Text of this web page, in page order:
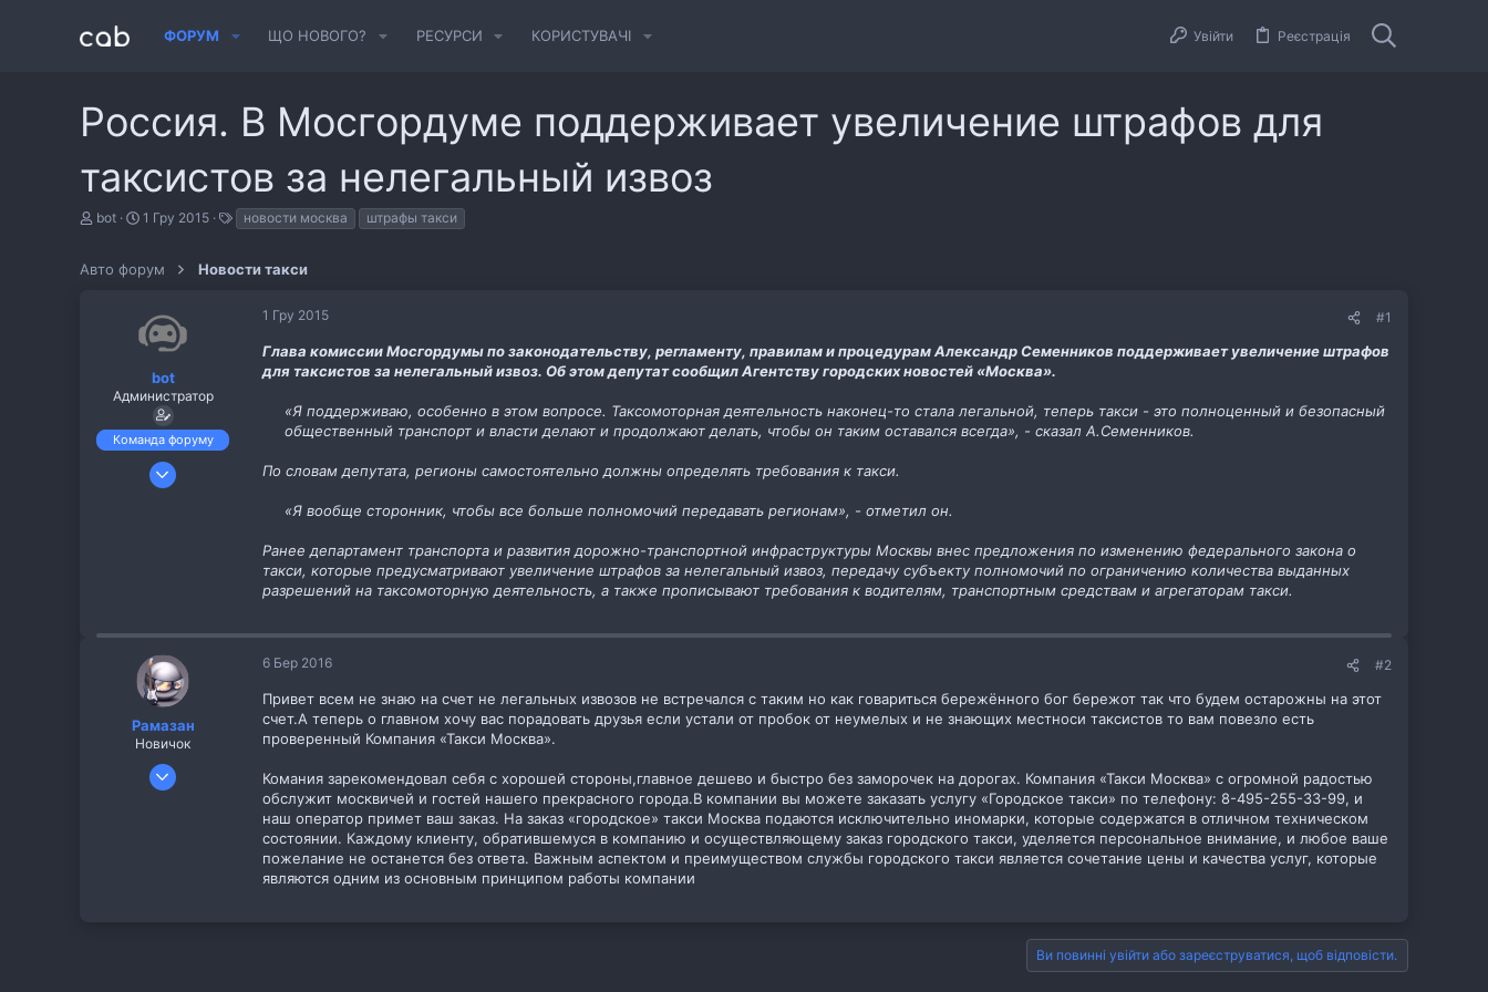
ФОРУМ ЩО НОВОГО? РЕСУРСИ КОРИСТУВАЧІ Увійти Реєстрація
Россия. В Мосгордуме поддерживает увеличение штрафов для
таксистов за нелегальный извоз
А
о
bot
Д
а
в
о
н
я
1 Гру 2015
е
и
новости москва штрафы такси
Авто форум Новости такси
bot
Администратор
Команда форуму
6 Лис 2013
1 Гру 2015 #1
Глава комиссии Мосгордумы по законодательству, регламенту, правилам и процедурам Александр Семенников поддерживает увеличение штрафов
для таксистов за нелегальный извоз. Об этом депутат сообщил Агентству городских новостей «Москва».
«Я поддерживаю, особенно в этом вопросе. Таксомоторная деятельность наконец-то стала легальной, теперь такси - это полноценный и безопасный
общественный транспорт и власти делают и продолжают делать, чтобы он таким оставался всегда», - сказал А.Семенников.
По словам депутата, регионы самостоятельно должны определять требования к такси.
«Я вообще сторонник, чтобы все больше полномочий передавать регионам», - отметил он.
Ранее департамент транспорта и развития дорожно-транспортной инфраструктуры Москвы внес предложения по изменению федерального закона о
такси, которые предусматривают увеличение штрафов за нелегальный извоз, передачу субъекту полномочий по ограничению количества выданных
разрешений на таксомоторную деятельность, а также прописывают требования к водителям, транспортным средствам и агрегаторам такси.
Рамазан
Новичок
6 Бер 2016
6 Бер 2016 #2
Привет всем не знаю на счет не легальных извозов не встречался с таким но как говариться бережённого бог бережот так что будем остарожны на этот
счет.А теперь о главном хочу вас порадовать друзья если устали от пробок от неумелых и не знающих местноси таксистов то вам повезло есть
проверенный Компания «Такси Москва».
Комания зарекомендовал себя с хорошей стороны,главное дешево и быстро без заморочек на дорогах. Компания «Такси Москва» с огромной радостью
обслужит москвичей и гостей нашего прекрасного города.В компании вы можете заказать услугу «Городское такси» по телефону: 8-495-255-33-99, и
наш оператор примет ваш заказ. На заказ «городское» такси Москва подаются исключительно иномарки, которые содержатся в отличном техническом
состоянии. Каждому клиенту, обратившемуся в компанию и осуществляющему заказ городского такси, уделяется персональное внимание, и любое ваше
пожелание не останется без ответа. Важным аспектом и преимуществом службы городского такси является сочетание цены и качества услуг, которые
являются одним из основным принципом работы компании
Ви повинні увійти або зареєструватися, щоб відповісти.